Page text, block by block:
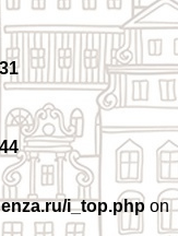
i_top.php on